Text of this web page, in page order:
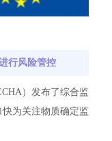
行风险管控
）发布了综合监
为关注物质确定监